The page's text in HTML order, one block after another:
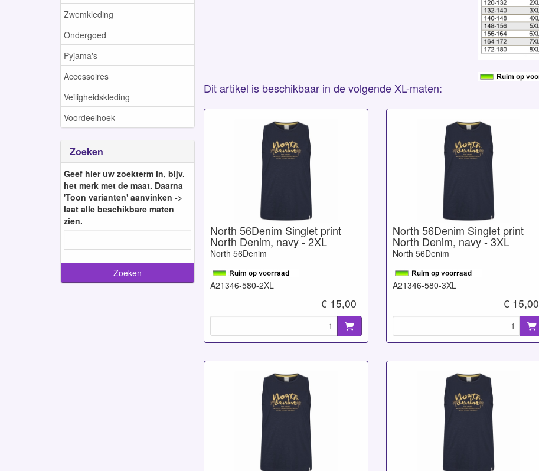
Zwemkleding
Ondergoed
Pyjama's
Accessoires
Veiligheidskleding
Voordeelhoek
Zoeken
Geef hier uw zoekterm in, bijv.
het merk met de maat. Daarna
'Toon varianten' aanvinken ->
laat alle beschikbare maten
zien.
Dit artikel is beschikbaar in de volgende XL-maten:
North 56Denim Singlet print
North Denim, navy - 2XL
North 56Denim
A21346-580-2XL
€ 15,00
North 56Denim Singlet print
North Denim, navy - 3XL
North 56Denim
A21346-580-3XL
€ 15,00